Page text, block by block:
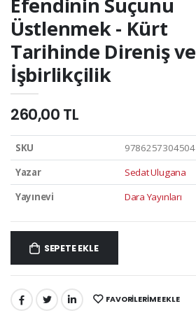
Üstlenmek - Kürt
Tarihinde Direniş ve
İşbirlikçilik
260,00 TL
SKU
9786257304504
Yazar
Sedat Ulugana
Yayınevi
Dara Yayınları
SEPETE EKLE
PAYLAŞ: FAVORILERIME EKLE